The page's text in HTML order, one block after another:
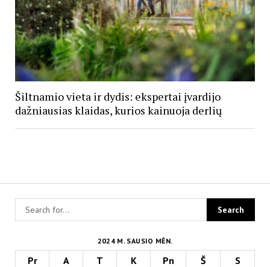
2024 M. SAUSIO MĖN.
Pr A T K Pn Š
S
Šiltnamio vieta ir dydis: ekspertai įvardijo
dažniausias klaidas, kurios kainuoja derlių